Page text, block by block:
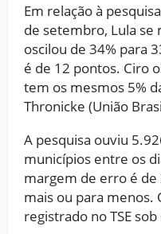
Em relação à
de setembro, Lula se
oscilou de 34% para
é de 12 pontos. Ciro
tem os mesmos 5%
Thronicke (União
A pesquisa ouviu
municípios entre os
margem de erro é
mais ou para menos.
registrado no TSE